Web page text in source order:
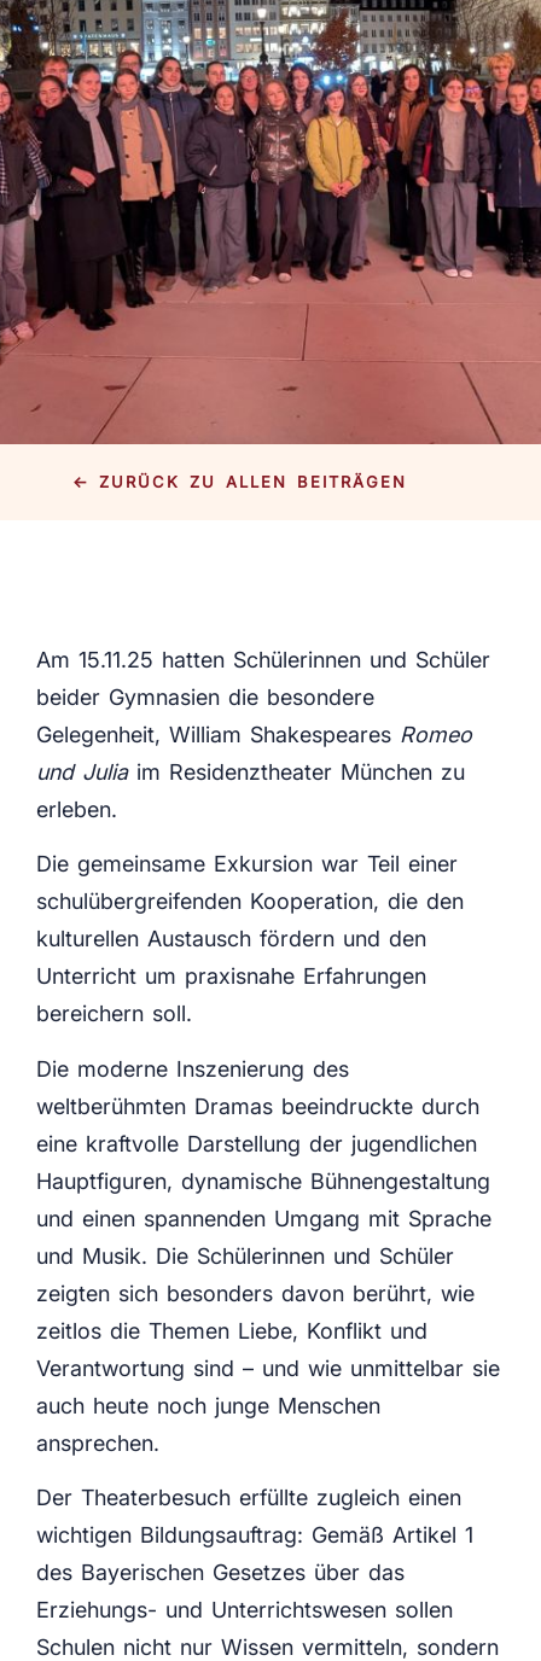
← ZURÜCK ZU ALLEN BEITRÄGEN
Am 15.11.25 hatten Schülerinnen und Schüler
beider Gymnasien die besondere
Gelegenheit, William Shakespeares Romeo
und Juliaim Residenztheater München zu
erleben.
Die gemeinsame Exkursion war Teil einer
schulübergreifenden Kooperation, die den
kulturellen Austausch fördern und den
Unterricht um praxisnahe Erfahrungen
bereichern soll.
Die moderne Inszenierung des
weltberühmten Dramas beeindruckte durch
eine kraftvolle Darstellung der jugendlichen
Hauptfiguren, dynamische Bühnengestaltung
und einen spannenden Umgang mit Sprache
und Musik. Die Schülerinnen und Schüler
zeigten sich besonders davon berührt, wie
zeitlos die Themen Liebe, Konflikt und
Verantwortung sind – und wie unmittelbar sie
auch heute noch junge Menschen
ansprechen.
Der Theaterbesuch erfüllte zugleich einen
wichtigen Bildungsauftrag: Gemäß Artikel 1
des Bayerischen Gesetzes über das
Erziehungs- und Unterrichtswesen sollen
Schulen nicht nur Wissen vermitteln, sondern